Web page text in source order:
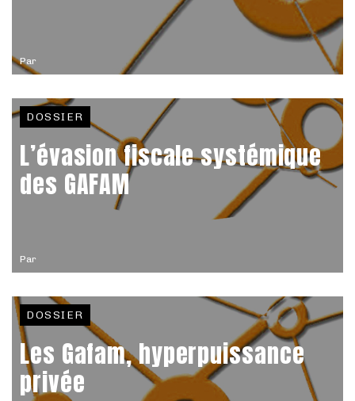
Par
Par
DOSSIER
L’évasion fiscale systémique
des GAFAM
DOSSIER
Les Gafam, hyperpuissance
privée